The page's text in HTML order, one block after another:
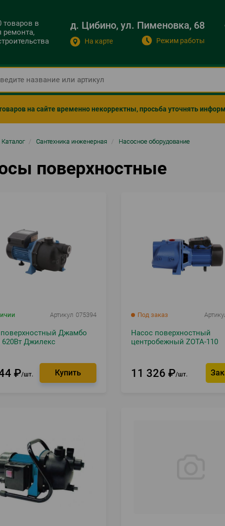
товаров в
ремонта,
д. Цибино, ул. Пименовка, 68
На карте Режим работы
на сайте временно некорректны, просьба уточнять
Каталог / Сантехника инженерная / Насосное оборудование
поверхностные
Артикул 075394
Джамбо
620Вт Джилекс
₽ шт.
Под заказ
Насос поверхностный
центробежный ZOTA-110
11 326 ₽ шт.